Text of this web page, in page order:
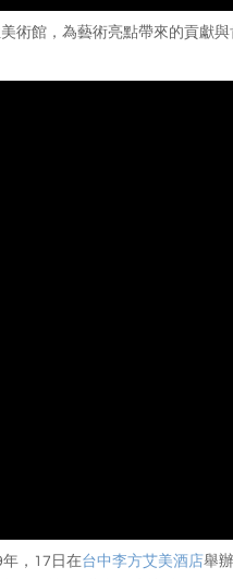
術館，為藝術亮點帶來的貢獻
年，17日在台中李方艾美酒店舉